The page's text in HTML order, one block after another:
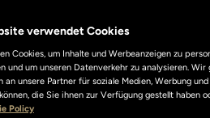
verwendet Cookies
Cookies, um Inhalte und Werbeanzeigen zu
und um unseren Datenverkehr zu analysieren.
an unsere Partner für soziale Medien, Werbung
die Sie ihnen zur Verfügung gestellt haben
Policy